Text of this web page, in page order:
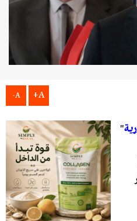
A+
A-
"